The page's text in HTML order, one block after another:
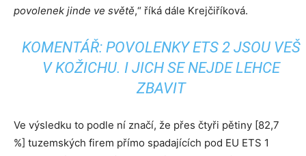
povolenek jinde ve světě,“ říká dále Krejčiříková.
KOMENTÁŘ: POVOLENKY ETS 2 JSOU VEŠ
V KOŽICHU. I JICH SE NEJDE LEHCE
ZBAVIT
Ve výsledku to podle ní značí, že přes čtyři pětiny [82,7
%] tuzemských firem přímo spadajících pod EU ETS 1